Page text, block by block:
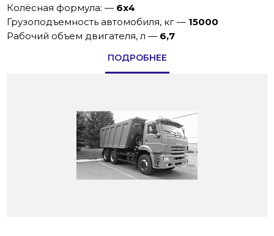
Колёсная формула: — 6х4
Грузоподъемность автомобиля, кг — 15000
Рабочий объем двигателя, л — 6,7
ПОДРОБНЕЕ